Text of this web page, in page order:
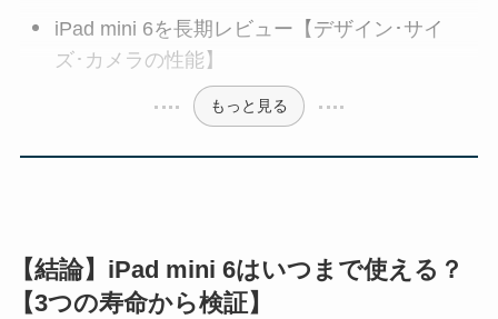
iPad mini 6を長期レビュー【デザイン･サイ
ズ･カメラの性能】
もっと見る
【結論】iPad mini 6はいつまで使える？
【3つの寿命から検証】